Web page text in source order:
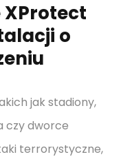
o
jak stadiony,
czy dworce
terrorystyczne,